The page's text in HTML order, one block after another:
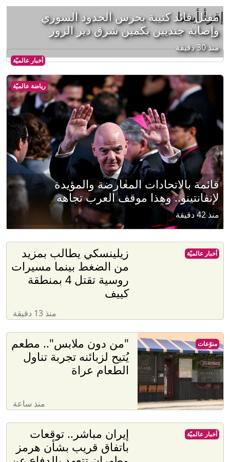
إقرأ أيضا
أخبار عالميّة
مقتل قائد كتيبة بحرس الحدود السوري
وإصابة جنديين بكمين شرق دير الزور
منذ 30 دقيقة
رياضة عالميّة
قائمة بالاتحادات المعارضة والمؤيدة
لإنفانتينو.. وهذا موقف العرب تجاهه
منذ 42 دقيقة
زيلينسكي يطالب بمزيد
من الضغط بينما مسيرات
روسية تقتل 4 بمنطقة
كييف
منذ 13 دقيقة
أخبار عالميّة
"من دون ملابس".. مطعم
يُتيح لزبائنه تجربة تناول
الطعام عراة
منذ ساعة
منوّعات
إيران مباشر.. توقعات
باتفاق قريب بشأن هرمز
أخبار عالميّة